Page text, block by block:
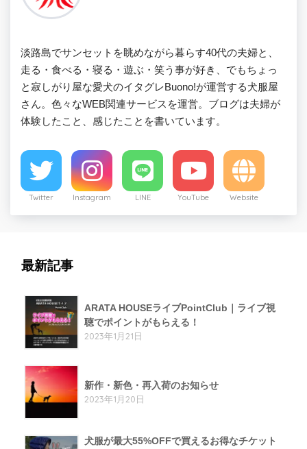
淡路島でサンセットを眺めながら暮らす40代の夫婦と、
走る・食べる・寝る・遊ぶ・笑う事が好き、でもちょっ
と寂しがり屋な愛犬のイタグレBuono!が運営する犬服屋
さん。色々なWEB関連サービスを運営。ブログは夫婦が
体験したこと、感じたことを書いています。
Twitter Instagram LINE YouTube Website
最新記事
ARATA HOUSEライブPointClub｜ライブ視
聴でポイントがもらえる！
2023年1月21日
新作・新色・再入荷のお知らせ
2023年1月20日
犬服が最大55%OFFで買えるお得なチケット